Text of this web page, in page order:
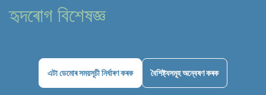
হৃদৰোগ বিশেষজ্ঞ
এটা ডেমোৰ সময়সূচী নিৰ্ধাৰণ কৰক বৈশিষ্ট্যসমূহ অন্বেষণ কৰক